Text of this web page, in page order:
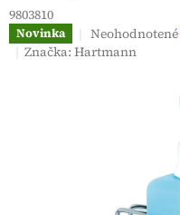
9803810
Novinka
Priemerné
hodnotenie
Neohodnotené
Značka:Hartmann